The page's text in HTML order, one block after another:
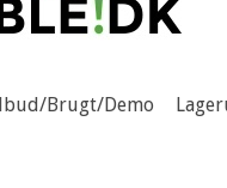
Brugt/Demo